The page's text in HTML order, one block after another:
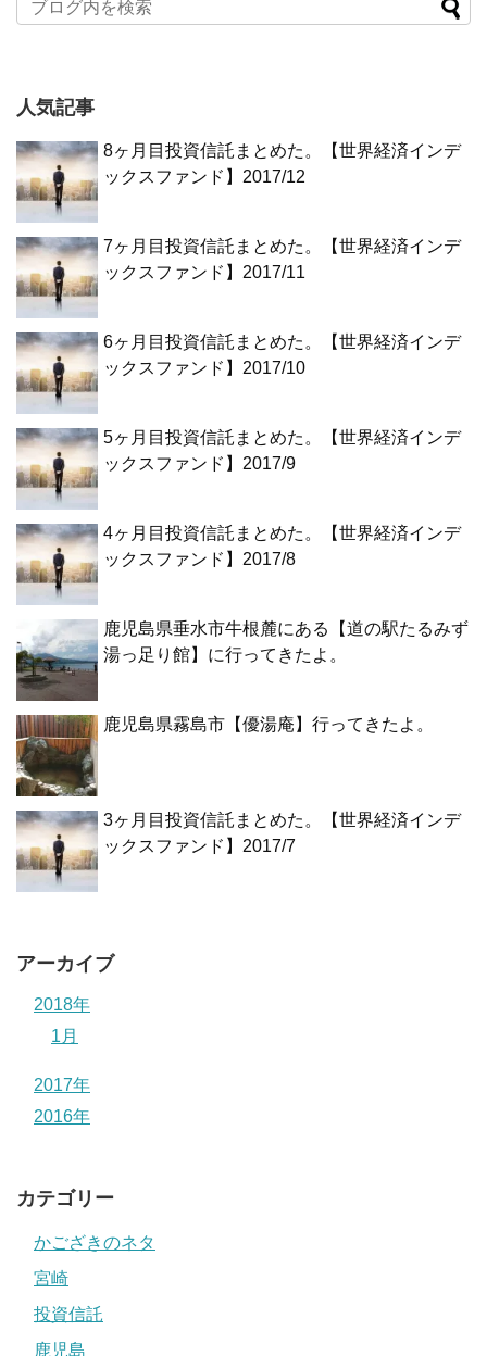
人気記事
8ヶ月目投資信託まとめた。【世界経済インデ
ックスファンド】2017/12
7ヶ月目投資信託まとめた。【世界経済インデ
ックスファンド】2017/11
6ヶ月目投資信託まとめた。【世界経済インデ
ックスファンド】2017/10
5ヶ月目投資信託まとめた。【世界経済インデ
ックスファンド】2017/9
4ヶ月目投資信託まとめた。【世界経済インデ
ックスファンド】2017/8
鹿児島県垂水市牛根麓にある【道の駅たるみず
湯っ足り館】に行ってきたよ。
鹿児島県霧島市【優湯庵】行ってきたよ。
3ヶ月目投資信託まとめた。【世界経済インデ
ックスファンド】2017/7
アーカイブ
2018年
1月
2017年
2016年
カテゴリー
かござきのネタ
宮崎
投資信託
鹿児島